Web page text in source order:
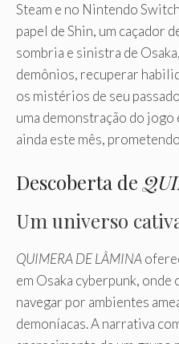
Steam e no Nintendo
papel de Shin, um caçador
sombria e sinistra de
demônios, recuperar
os mistérios de seu
uma demonstração do
ainda este mês,
Descoberta de
Um universo
QUIMERA DE LÂMINA
em Osaka cyberpunk,
navegar por ambientes
demoníacas. A narrativa